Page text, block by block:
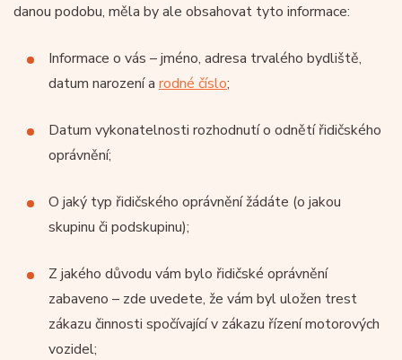
danou podobu, měla by ale obsahovat tyto informace:
Informace o vás – jméno, adresa trvalého bydliště,
datum narození a rodné číslo;
Datum vykonatelnosti rozhodnutí o odnětí řidičského
oprávnění;
O jaký typ řidičského oprávnění žádáte (o jakou
skupinu či podskupinu);
Z jakého důvodu vám bylo řidičské oprávnění
zabaveno – zde uvedete, že vám byl uložen trest
zákazu činnosti spočívající v zákazu řízení motorových
vozidel;